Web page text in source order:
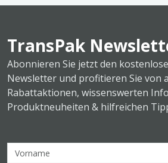
TransPak
Abonnieren Sie jetzt den
Newsletter und profitieren Sie von
Rabattaktionen, wissenswerten
Produktneuheiten & hilfreichen